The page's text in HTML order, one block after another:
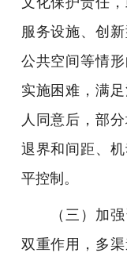
服务设施、创
公共空间等情
实施困难，满
人同意后，部
退界和间距、
平控制。
（三）加强
双重作用，多